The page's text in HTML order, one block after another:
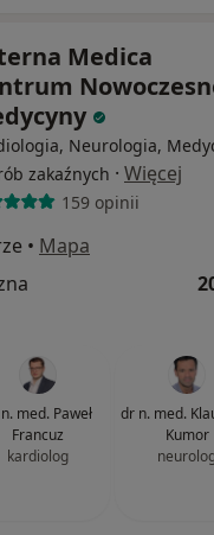
Medica
Neurologia,
zakaźnych · Więcej
159 opinii
• Mapa
med. Paweł
Francuz
kardiolog
dr n. med.
Kumor